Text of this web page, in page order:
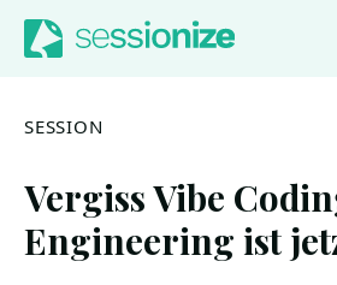
Jump to navigation
Jump to content
SESSION
Vergiss Vibe
Engineering ist